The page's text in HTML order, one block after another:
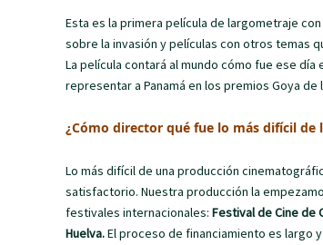
Esta es la primera película de largometraje
sobre la invasión y películas con otros temas
La película contará al mundo cómo fue ese
representar a Panamá en los premios Goya de
¿Cómo director qué fue lo más difícil
Lo más difícil de una producción
satisfactorio. Nuestra producción la
festivales internacionales: Festival de Cine de
Huelva.El proceso de financiamiento es largo